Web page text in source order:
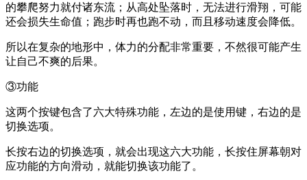
的攀爬努力就付诸东流；从高处坠落时，无法进行滑翔，可能
还会损失生命值；跑步时再也跑不动，而且移动速度会降低。
所以在复杂的地形中，体力的分配非常重要，不然很可能产生
让自己不爽的后果。
③功能
这两个按键包含了六大特殊功能，左边的是使用键，右边的是
切换选项。
长按右边的切换选项，就会出现这六大功能，长按住屏幕朝对
应功能的方向滑动，就能切换该功能了。